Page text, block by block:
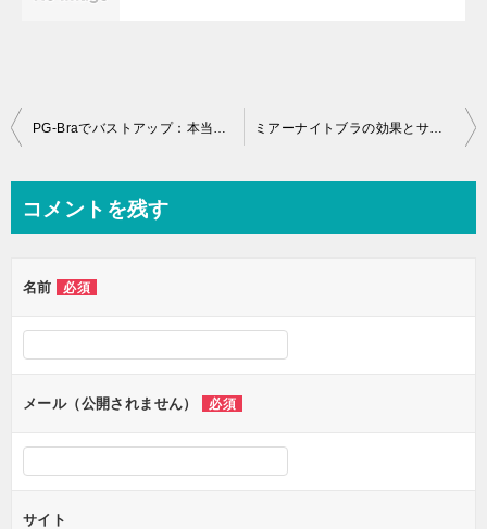
投
ビ
ー
シ
ョ
ン
コメントを残す
名前 必須
メール（公開されません） 必須
サイト